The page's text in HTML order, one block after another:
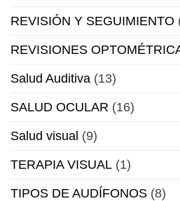
REVISIÓN Y SEGUIMIENTO
REVISIONES
Salud Auditiva (13)
SALUD OCULAR (16)
Salud visual (9)
TERAPIA VISUAL (1)
TIPOS DE AUDÍFONOS (8)